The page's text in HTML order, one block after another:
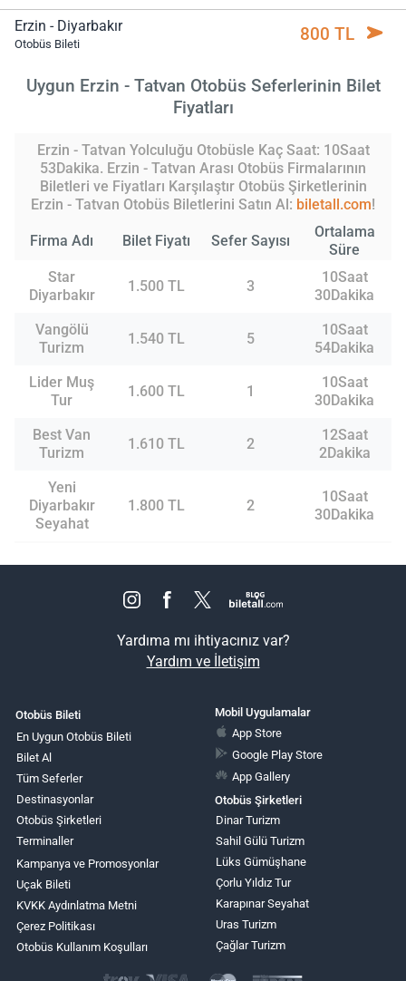
Erzin - Diyarbakır
Otobüs Bileti 800 TL
Uygun Erzin - Tatvan Otobüs Seferlerinin Bilet
Fiyatları
Erzin - Tatvan Yolculuğu Otobüsle Kaç Saat: 10Saat
53Dakika. Erzin - Tatvan Arası Otobüs Firmalarının
Biletleri ve Fiyatları Karşılaştır Otobüs Şirketlerinin
Erzin - Tatvan Otobüs Biletlerini Satın Al: biletall.com!
Firma Adı Bilet Fiyatı Sefer Sayısı
Ortalama
Süre
Star
Diyarbakır
1.500 TL 3
10Saat
30Dakika
Vangölü
Turizm
1.540 TL 5
10Saat
54Dakika
Lider Muş
Tur
1.600 TL 1
10Saat
30Dakika
Best Van
Turizm
1.610 TL 2
12Saat
2Dakika
Yeni
Diyarbakır
Seyahat
1.800 TL 2
10Saat
30Dakika
Yardıma mı ihtiyacınız var?
Yardım ve İletişim
Otobüs Bileti
En Uygun Otobüs Bileti
Bilet Al
Tüm Seferler
Destinasyonlar
Otobüs Şirketleri
Terminaller
Kampanya ve Promosyonlar
Uçak Bileti
KVKK Aydınlatma Metni
Çerez Politikası
Otobüs Kullanım Koşulları
Mobil Uygulamalar
App Store
Google Play Store
App Gallery
Otobüs Şirketleri
Dinar Turizm
Sahil Gülü Turizm
Lüks Gümüşhane
Çorlu Yıldız Tur
Karapınar Seyahat
Uras Turizm
Çağlar Turizm